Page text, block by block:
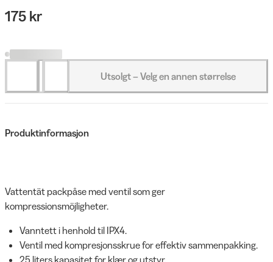
175 kr
Utsolgt – Velg en annen størrelse
Produktinformasjon
Vattentät packpåse med ventil som ger
kompressionsmöjligheter.
Vanntett i henhold til IPX4.
Ventil med kompresjonsskrue for effektiv sammenpakking.
25 liters kapasitet for klær og utstyr.